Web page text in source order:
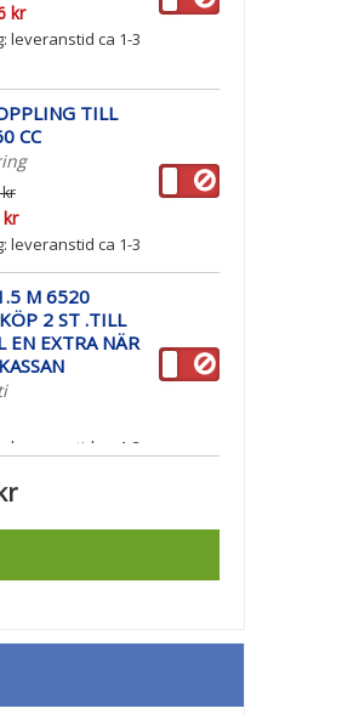
kr
leveranstid ca 1-3
TILL
CC
kr
leveranstid ca 1-3
M 6520
2 ST .TILL
EN EXTRA NÄR
leveranstid ca 1-3